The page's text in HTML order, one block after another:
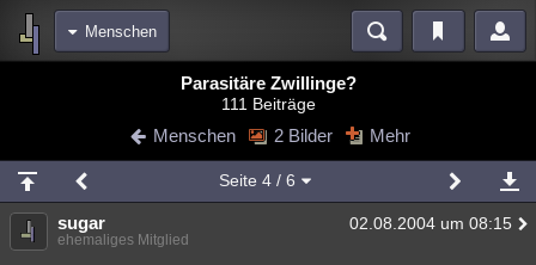
Menschen
Blogs
Chat Wiki Neuigkeiten
meine Rubriken
Menschen Mystery Kriminalfälle
Parasitäre Zwillinge?
111 Beiträge
Menschen 2 Bilder Mehr
Seite 4/ 6
sugar 02.08.2004 um 08:15
ehemaliges Mitglied